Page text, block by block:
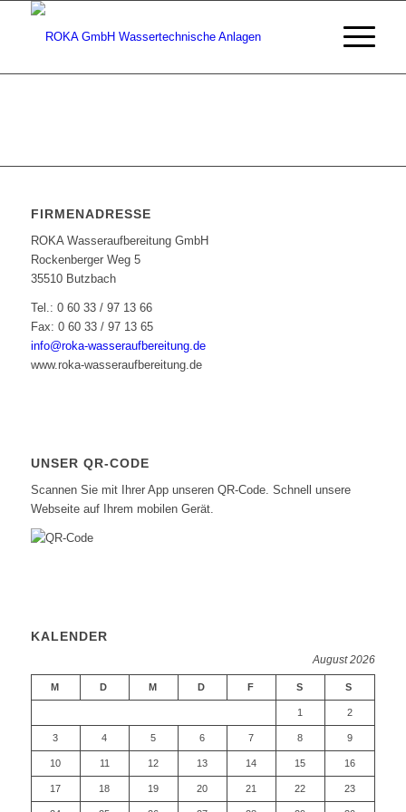
FIRMENADRESSE
ROKA Wasseraufbereitung GmbH
Rockenberger Weg 5
35510 Butzbach
Tel.: 0 60 33 / 97 13 66
Fax: 0 60 33 / 97 13 65
info@roka-wasseraufbereitung.de
www.roka-wasseraufbereitung.de
UNSER QR-CODE
Scannen Sie mit Ihrer App unseren QR-Code. Schnell unsere
Webseite auf Ihrem mobilen Gerät.
KALENDER
August 2026
M D M D F S S
1 2
3 4 5 6 7 8 9
10 11 12 13 14 15 16
17 18 19 20 21 22 23